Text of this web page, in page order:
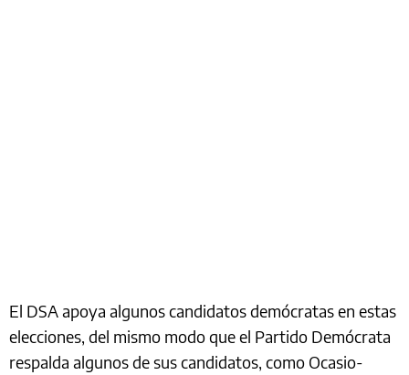
El DSA apoya algunos candidatos demócratas en estas
elecciones, del mismo modo que el Partido Demócrata
respalda algunos de sus candidatos, como Ocasio-